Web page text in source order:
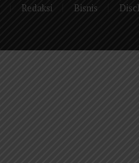
Redaksi Bisnis